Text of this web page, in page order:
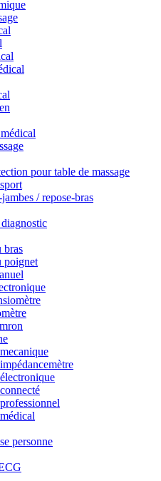
pour table de massage
/ repose-bras
bras
poignet
personne